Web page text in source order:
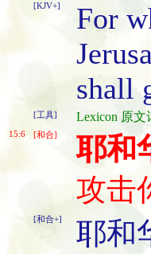
[KJV+]
For
shall
[工具] Lexicon 原文
15:6 [和合] 耶和
攻击
[和合+] 耶和